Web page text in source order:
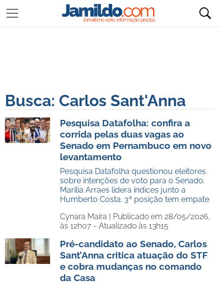
Busca: Carlos Sant'Anna
Pesquisa Datafolha: confira a
corrida pelas duas vagas ao
Senado em Pernambuco em novo
levantamento
Pesquisa Datafolha questionou eleitores
sobre intenções de voto para o Senado.
Marília Arraes lidera índices junto a
Humberto Costa. 3ª posição tem empate
Cynara Maíra | Publicado em 28/05/2026,
às 12h07 - Atualizado às 13h15
Pré-candidato ao Senado, Carlos
Sant’Anna critica atuação do STF
e cobra mudanças no comando
da Casa